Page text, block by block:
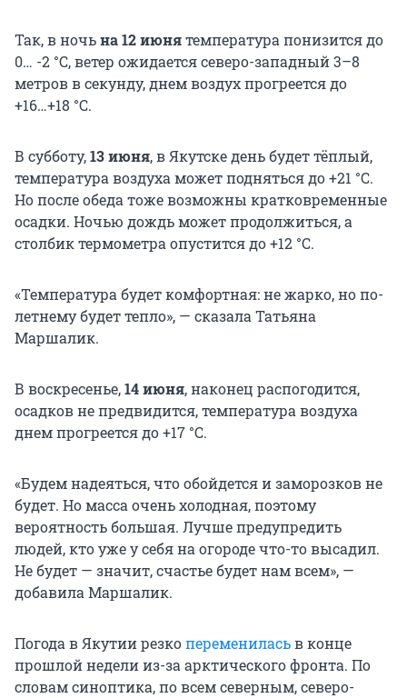
Так, в ночьна 12 июнятемпература понизится до
0… -2 °С, ветер ожидается северо-западный 3–8
метров в секунду, днем воздух прогреется до
+16…+18 °С.
В субботу,13 июня, в Якутске день будет тёплый,
температура воздуха может подняться до+21 °С.
Но после обеда тоже возможны кратковременные
осадки. Ночью дождь может продолжиться, а
столбик термометра опустится до+12 °С.
«Температура будет комфортная: не жарко, но по-
летнему будет тепло», — сказала Татьяна
Маршалик.
В воскресенье,14 июня, наконец распогодится,
осадков не предвидится, температура воздуха
днем прогреется до+17 °С.
«Будем надеяться, что обойдется и заморозков не
будет. Но масса очень холодная, поэтому
вероятность большая. Лучше предупредить
людей, кто уже у себя на огороде что-то высадил.
Не будет — значит, счастье будет нам всем», —
добавила Маршалик.
Погода в Якутии резкоперемениласьв конце
прошлой недели из-за арктического фронта. По
словам синоптика, по всем северным, северо-